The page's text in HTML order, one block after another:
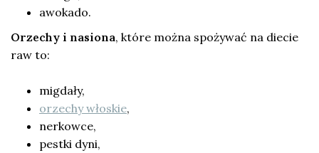
awokado.
Orzechy i nasiona, które można spożywać na diecie
raw to:
migdały,
orzechy włoskie,
nerkowce,
pestki dyni,